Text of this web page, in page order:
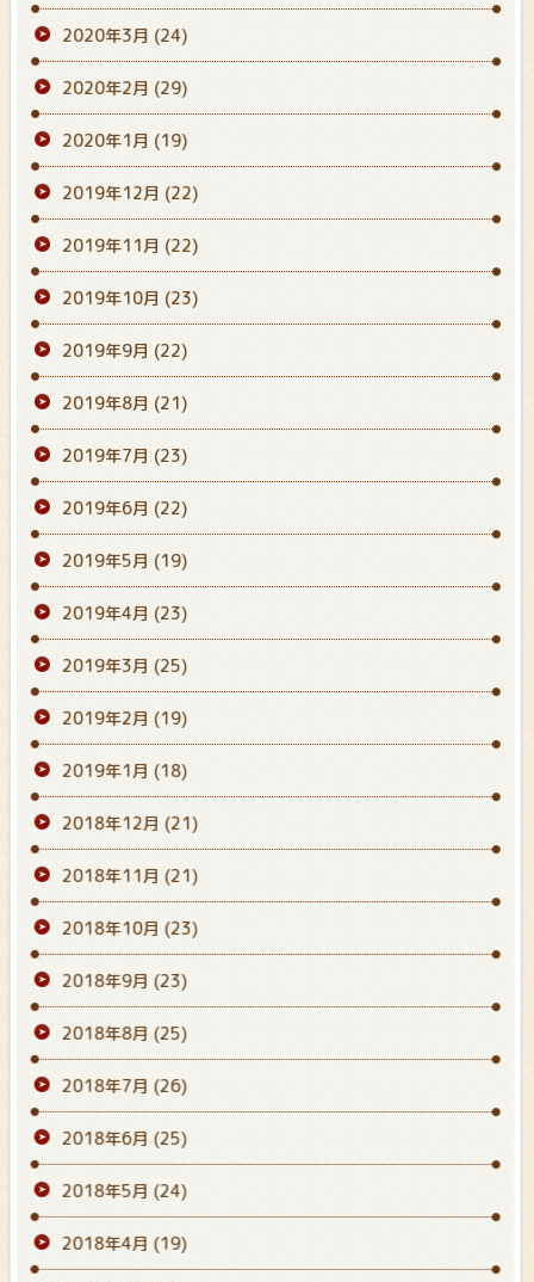
2020年3月 (24)
2020年2月 (29)
2020年1月 (19)
2019年12月 (22)
2019年11月 (22)
2019年10月 (23)
2019年9月 (22)
2019年8月 (21)
2019年7月 (23)
2019年6月 (22)
2019年5月 (19)
2019年4月 (23)
2019年3月 (25)
2019年2月 (19)
2019年1月 (18)
2018年12月 (21)
2018年11月 (21)
2018年10月 (23)
2018年9月 (23)
2018年8月 (25)
2018年7月 (26)
2018年6月 (25)
2018年5月 (24)
2018年4月 (19)